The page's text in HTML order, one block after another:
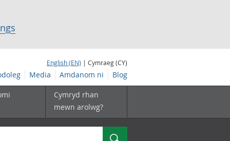
English (EN) | Cymraeg (CY)
Media Amdanom ni Blog
Cymryd rhan
mewn arolwg?
Chwilio